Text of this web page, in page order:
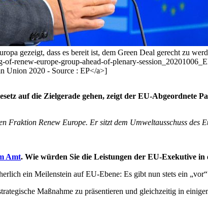
gezeigt, dass es bereit ist, dem Green Deal gerecht zu
renew-europe-group-ahead-of-plenary-
Union 2020 - Source : EP</a>]
auf die Zielgerade gehen, zeigt der EU-Abgeordnete
Renew Europe. Er sitzt dem Umweltausschuss des
Amt. Wie würden Sie die Leistungen der EU-Exekutive in
ein Meilenstein auf EU-Ebene: Es gibt nun stets ein
Maßnahme zu präsentieren und gleichzeitig in